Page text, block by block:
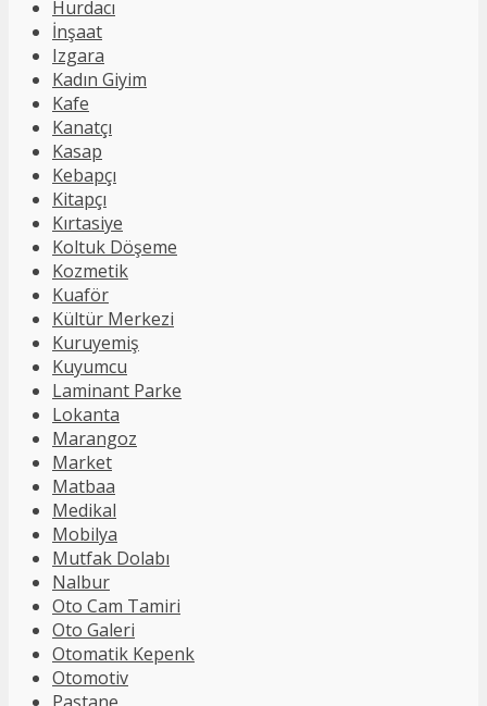
Hurdacı
İnşaat
Izgara
Kadın Giyim
Kafe
Kanatçı
Kasap
Kebapçı
Kitapçı
Kırtasiye
Koltuk Döşeme
Kozmetik
Kuaför
Kültür Merkezi
Kuruyemiş
Kuyumcu
Laminant Parke
Lokanta
Marangoz
Market
Matbaa
Medikal
Mobilya
Mutfak Dolabı
Nalbur
Oto Cam Tamiri
Oto Galeri
Otomatik Kepenk
Otomotiv